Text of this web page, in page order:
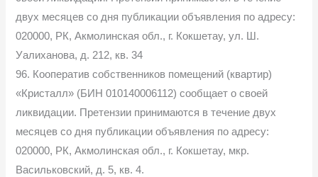
двух месяцев со дня публикации объявления по адресу:
020000, РК, Акмолинская обл., г. Кокшетау, ул. Ш.
Уалиханова, д. 212, кв. 34
96. Кооператив собственников помещений (квартир)
«Кристалл» (БИН 010140006112) сообщает о своей
ликвидации. Претензии принимаются в течение двух
месяцев со дня публикации объявления по адресу:
020000, РК, Акмолинская обл., г. Кокшетау, мкр.
Васильковский, д. 5, кв. 4.